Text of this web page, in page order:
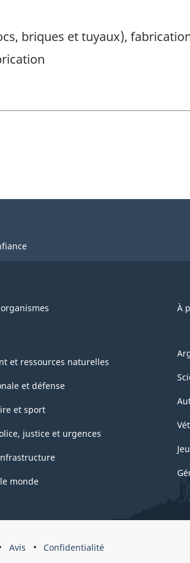
briques et tuyaux),
À
et ressources naturelles
et défense
et sport
justice et urgences
monde
Avis Confidentialité